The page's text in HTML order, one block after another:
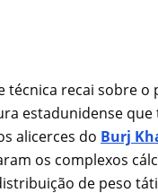
técnica recai sobre o
estadunidense que
alicerces do Burj
os complexos
de peso